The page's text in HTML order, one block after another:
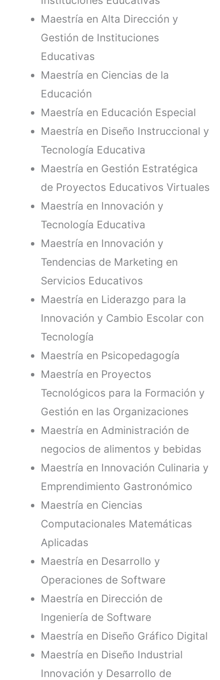
Maestría en Alta Dirección y
Gestión de Instituciones
Educativas
Maestría en Ciencias de la
Educación
Maestría en Educación Especial
Maestría en Diseño Instruccional y
Tecnología Educativa
Maestría en Gestión Estratégica
de Proyectos Educativos Virtuales
Maestría en Innovación y
Tecnología Educativa
Maestría en Innovación y
Tendencias de Marketing en
Servicios Educativos
Maestría en Liderazgo para la
Innovación y Cambio Escolar con
Tecnología
Maestría en Psicopedagogía
Maestría en Proyectos
Tecnológicos para la Formación y
Gestión en las Organizaciones
Maestría en Administración de
negocios de alimentos y bebidas
Maestría en Innovación Culinaria y
Emprendimiento Gastronómico
Maestría en Ciencias
Computacionales Matemáticas
Aplicadas
Maestría en Desarrollo y
Operaciones de Software
Maestría en Dirección de
Ingeniería de Software
Maestría en Diseño Gráfico Digital
Maestría en Diseño Industrial
Innovación y Desarrollo de